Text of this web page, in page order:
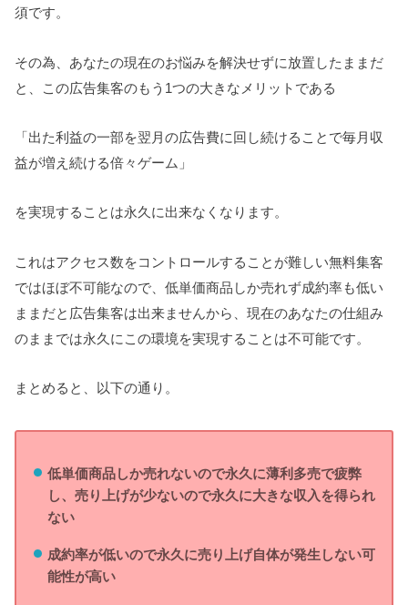
須です。
その為、あなたの現在のお悩みを解決せずに放置したままだ
と、この広告集客のもう1つの大きなメリットである
「出た利益の一部を翌月の広告費に回し続けることで毎月収
益が増え続ける倍々ゲーム」
を実現することは永久に出来なくなります。
これはアクセス数をコントロールすることが難しい無料集客
ではほぼ不可能なので、低単価商品しか売れず成約率も低い
ままだと広告集客は出来ませんから、現在のあなたの仕組み
のままでは永久にこの環境を実現することは不可能です。
まとめると、以下の通り。
低単価商品しか売れないので永久に薄利多売で疲弊
し、売り上げが少ないので永久に大きな収入を得られ
ない
成約率が低いので永久に売り上げ自体が発生しない可
能性が高い